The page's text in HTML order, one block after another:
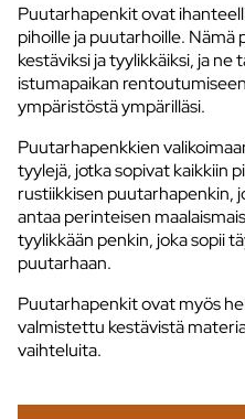
Puutarhapenkit ovat
pihoille ja puutarhoille.
kestäviksi ja tyylikkäiksi, ja ne
istumapaikan
ympäristöstä ympärilläsi.
Puutarhapenkkien
tyylejä, jotka sopivat kaikkiin
rustiikkisen puutarhapenkin,
antaa perinteisen
tyylikkään penkin, joka sopii
puutarhaan.
Puutarhapenkit ovat myös
valmistettu kestävistä
vaihteluita.